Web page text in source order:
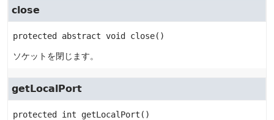
close
protected abstract void close()
ソケットを閉じます。
getLocalPort
protected int getLocalPort ()